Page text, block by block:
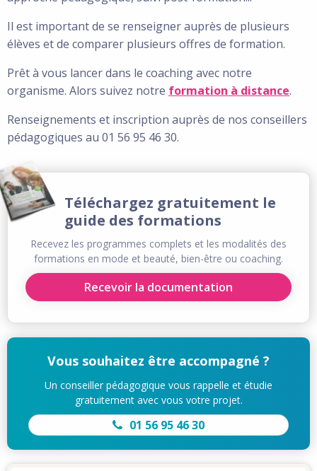
Il est important de se renseigner auprès de plusieurs
élèves et de comparer plusieurs offres de formation.
Prêt à vous lancer dans le coaching avec notre
organisme. Alors suivez notre formation à distance.
Renseignements et inscription auprès de nos conseillers
pédagogiques au 01 56 95 46 30.
Téléchargez gratuitement le
guide des formations
Recevez les programmes complets et les modalités des
formations en mode et beauté, bien-être ou coaching.
Recevoir la documentation
Vous souhaitez être accompagné ?
Un conseiller pédagogique vous rappelle et étudie
gratuitement avec vous votre projet.
01 56 95 46 30